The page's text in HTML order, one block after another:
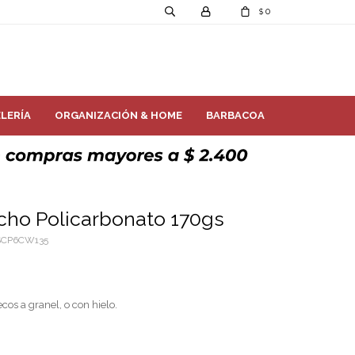
ORGANIZACIÓN & HOME BARBACOA
$ 0
Policarbonato 170gs
a granel, o con hielo.